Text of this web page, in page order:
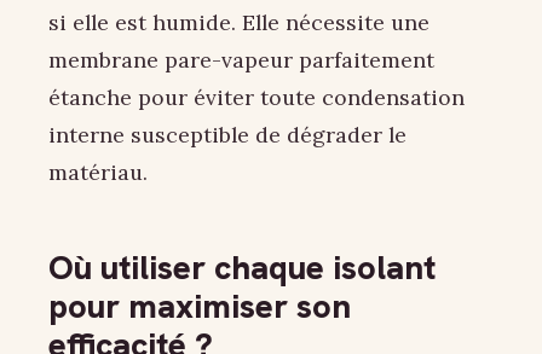
si elle est humide. Elle nécessite une
membrane pare-vapeur parfaitement
étanche pour éviter toute condensation
interne susceptible de dégrader le
matériau.
Où utiliser chaque isolant
pour maximiser son
efficacité ?